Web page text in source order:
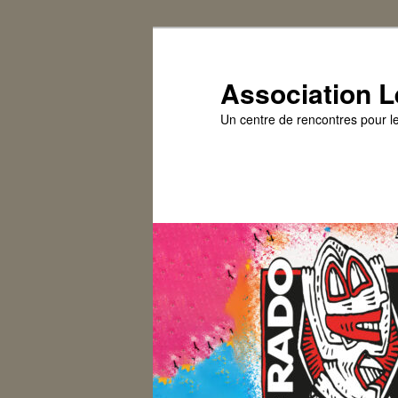
Association
Un centre de rencontres pour